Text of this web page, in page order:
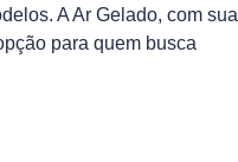
A Ar Gelado, com sua
para quem busca